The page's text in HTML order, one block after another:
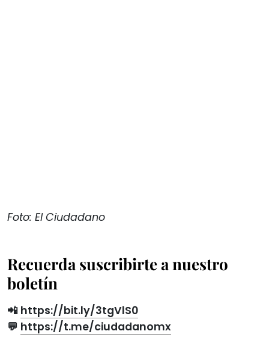
Foto: El Ciudadano
Recuerda suscribirte a nuestro
boletín
📲 https://bit.ly/3tgVlS0
💬 https://t.me/ciudadanomx